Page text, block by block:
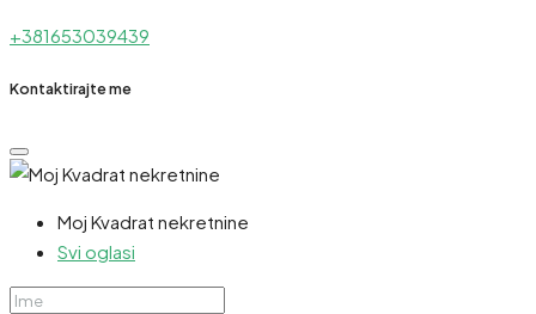
+381653039439
Kontaktirajte me
Moj Kvadrat nekretnine
Svi oglasi